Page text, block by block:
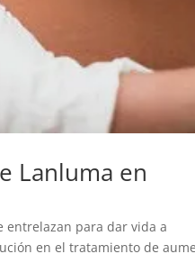
Lanluma en
entrelazan para dar vida a
en el tratamiento de